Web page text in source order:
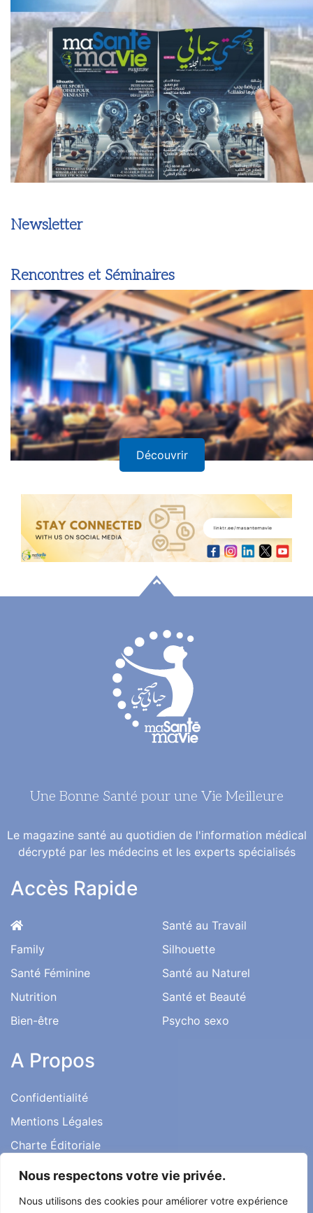
Nous respectons votre vie privée.
Nous utilisons des cookies pour améliorer votre expérience
Newsletter
Rencontres et Séminaires
Découvrir
Une Bonne Santé pour une Vie Meilleure
Le magazine santé au quotidien de l'information médical
décrypté par les médecins et les experts spécialisés
Accès Rapide
Family
Santé Féminine
Nutrition
Bien-être
Santé au Travail
Silhouette
Santé au Naturel
Santé et Beauté
Psycho sexo
A Propos
Confidentialité
Mentions Légales
Charte Éditoriale
Conditions d’utilisation